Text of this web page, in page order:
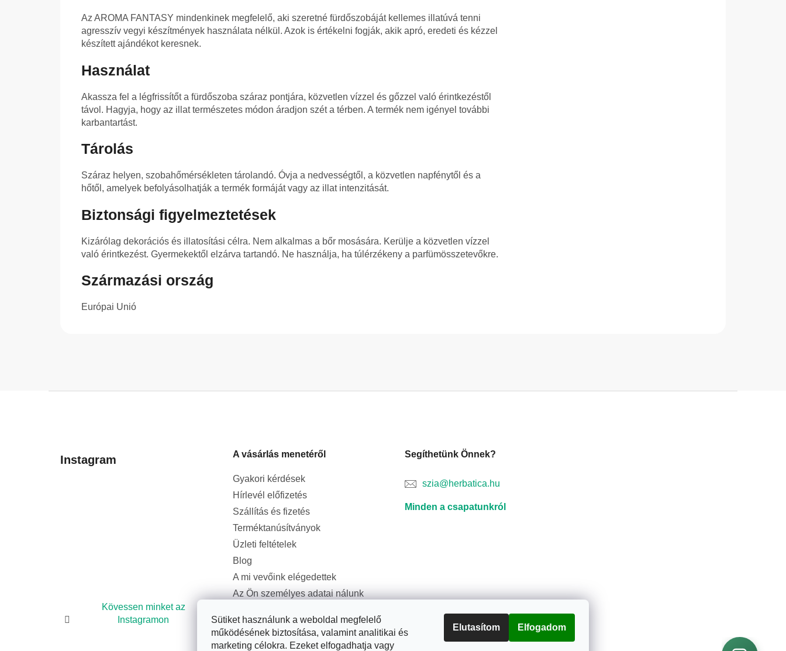
Sütiket használunk a weboldal megfelelő
működésének biztosítása, valamint analitikai és
marketing célokra. Ezeket elfogadhatja vagy
Elutasítom Elfogadom
Az AROMA FANTASY mindenkinek megfelelő, aki szeretné fürdőszobáját kellemes illatúvá tenni
agresszív vegyi készítmények használata nélkül. Azok is értékelni fogják, akik apró, eredeti és kézzel
készített ajándékot keresnek.
Használat
Akassza fel a légfrissítőt a fürdőszoba száraz pontjára, közvetlen vízzel és gőzzel való érintkezéstől
távol. Hagyja, hogy az illat természetes módon áradjon szét a térben. A termék nem igényel további
karbantartást.
Tárolás
Száraz helyen, szobahőmérsékleten tárolandó. Óvja a nedvességtől, a közvetlen napfénytől és a
hőtől, amelyek befolyásolhatják a termék formáját vagy az illat intenzitását.
Biztonsági figyelmeztetések
Kizárólag dekorációs és illatosítási célra. Nem alkalmas a bőr mosására. Kerülje a közvetlen vízzel
való érintkezést. Gyermekektől elzárva tartandó. Ne használja, ha túlérzékeny a parfümösszetevőkre.
Származási ország
Európai Unió
Instagram
Kövessen minket az
Instagramon
A vásárlás menetéről
Gyakori kérdések
Hírlevél előfizetés
Szállítás és fizetés
Terméktanúsítványok
Üzleti feltételek
Blog
A mi vevőink elégedettek
Az Ön személyes adatai nálunk
Segíthetünk Önnek?
szia@herbatica.hu
Minden a csapatunkról